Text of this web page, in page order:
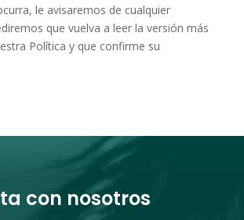
le avisaremos de cualquier
que vuelva a leer la versión más
Política y que confirme su
con nosotros